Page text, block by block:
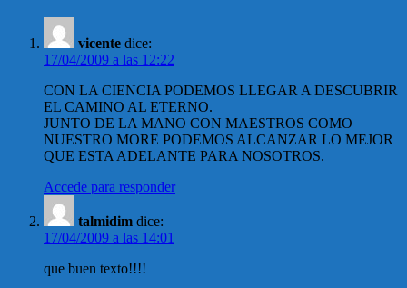
vicente dice:
17/04/2009 a las 12:22
CON LA CIENCIA PODEMOS LLEGAR A DESCUBRIR
EL CAMINO AL ETERNO.
JUNTO DE LA MANO CON MAESTROS COMO
NUESTRO MORE PODEMOS ALCANZAR LO MEJOR
QUE ESTA ADELANTE PARA NOSOTROS.
Accede para responder
talmidim dice:
17/04/2009 a las 14:01
que buen texto!!!!